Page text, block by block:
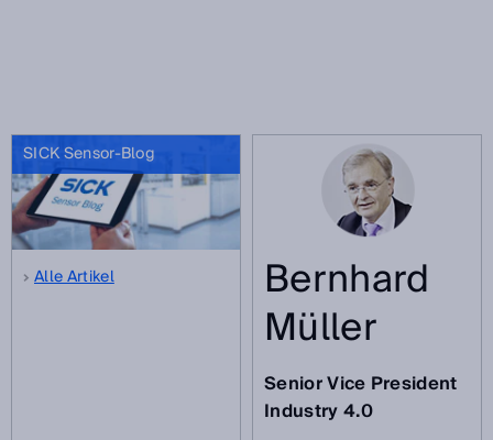
SICK Sensor-Blog
Alle Artikel Bernhard
Müller
Senior Vice President
Industry 4.0